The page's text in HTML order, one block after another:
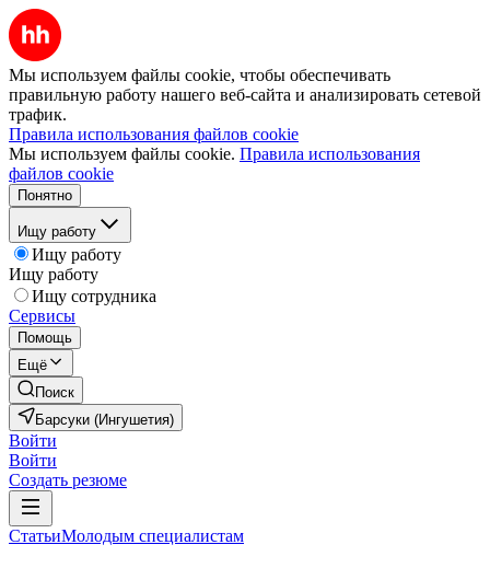
Мы используем файлы cookie, чтобы обеспечивать
правильную работу нашего веб-сайта и анализировать сетевой
трафик.
Правила использования файлов cookie
Мы используем файлы cookie. Правила использования
файлов cookie
Понятно
Ищу работу
Ищу работу
Ищу работу
Ищу сотрудника
Сервисы
Помощь
Ещё
Поиск
Барсуки (Ингушетия)
Войти
Войти
Создать резюме
СтатьиМолодым специалистам